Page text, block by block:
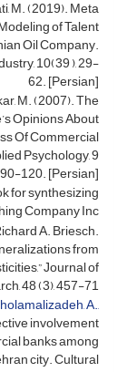
M. (2019). Meta
of Talent
Oil Company.
10(39 ), 29-
62. [Persian]
M. (2007). The
Opinions About
Of Commercial
Psychology, 9
120. [Persian]
for synthesizing
Company Inc..
A. Briesch.
from
Journal of
48 (3), 457-71.
A.,
involvement
banks among
city. Cultural